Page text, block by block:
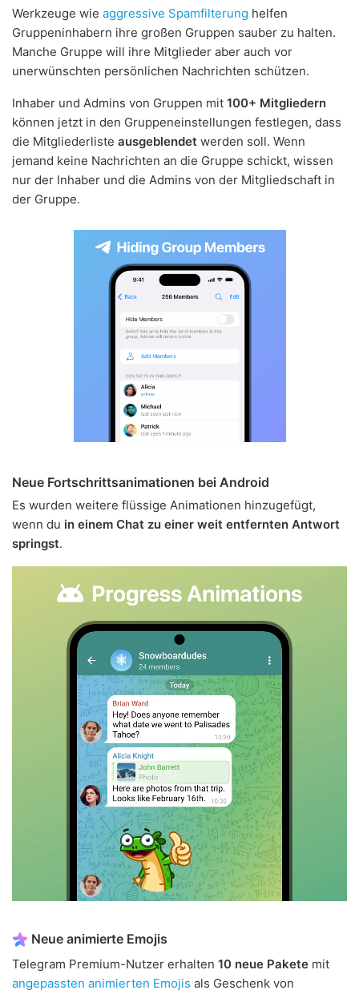
Werkzeuge wie aggressive Spamfilterung helfen
Gruppeninhabern ihre großen Gruppen sauber zu halten.
Manche Gruppe will ihre Mitglieder aber auch vor
unerwünschten persönlichen Nachrichten schützen.
Inhaber und Admins von Gruppen mit 100+ Mitgliedern
können jetzt in den Gruppeneinstellungen festlegen, dass
die Mitgliederliste ausgeblendet werden soll. Wenn
jemand keine Nachrichten an die Gruppe schickt, wissen
nur der Inhaber und die Admins von der Mitgliedschaft in
der Gruppe.
Neue Fortschrittsanimationen bei Android
Es wurden weitere flüssige Animationen hinzugefügt,
wenn du in einem Chat zu einer weit entfernten Antwort
springst.
Neue animierte Emojis
Telegram Premium-Nutzer erhalten 10 neue Pakete mit
angepassten animierten Emojis als Geschenk von